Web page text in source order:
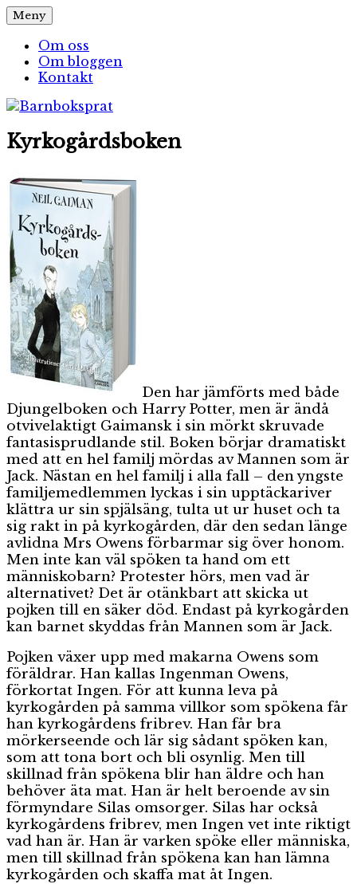
Hoppa
till
innehåll
Barnboksprat
– en blogg om barnböcker
Meny
Om oss
Om bloggen
Kontakt
Kyrkogårdsboken
Den har jämförts med både
Djungelboken och Harry Potter, men är ändå
otvivelaktigt Gaimansk i sin mörkt skruvade
fantasisprudlande stil. Boken börjar dramatiskt
med att en hel familj mördas av Mannen som är
Jack. Nästan en hel familj i alla fall – den yngste
familjemedlemmen lyckas i sin upptäckariver
klättra ur sin spjälsäng, tulta ut ur huset och ta
sig rakt in på kyrkogården, där den sedan länge
avlidna Mrs Owens förbarmar sig över honom.
Men inte kan väl spöken ta hand om ett
människobarn? Protester hörs, men vad är
alternativet? Det är otänkbart att skicka ut
pojken till en säker död. Endast på kyrkogården
kan barnet skyddas från Mannen som är Jack.
Pojken växer upp med makarna Owens som
föräldrar. Han kallas Ingenman Owens,
förkortat Ingen. För att kunna leva på
kyrkogården på samma villkor som spökena får
han kyrkogårdens fribrev. Han får bra
mörkerseende och lär sig sådant spöken kan,
som att tona bort och bli osynlig. Men till
skillnad från spökena blir han äldre och han
behöver äta mat. Han är helt beroende av sin
förmyndare Silas omsorger. Silas har också
kyrkogårdens fribrev, men Ingen vet inte riktigt
vad han är. Han är varken spöke eller människa,
men till skillnad från spökena kan han lämna
kyrkogården och skaffa mat åt Ingen.